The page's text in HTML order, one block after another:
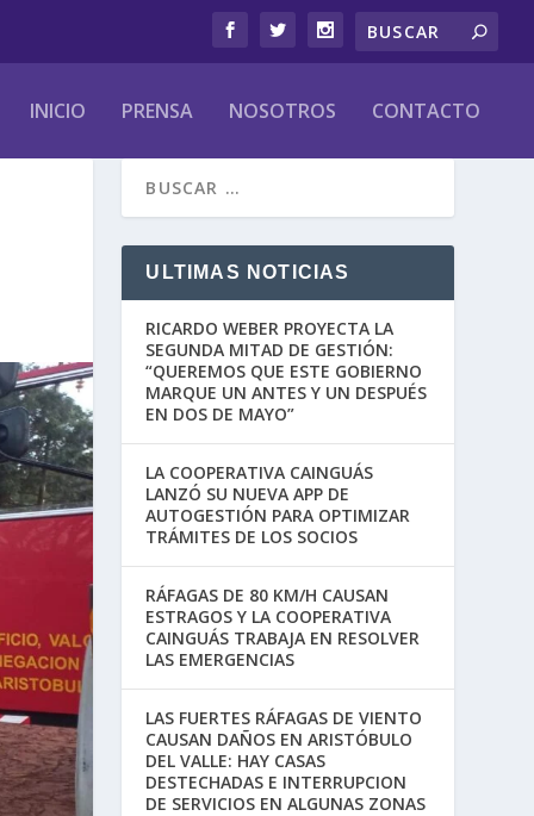
INICIO PRENSA NOSOTROS CONTACTO
ULTIMAS NOTICIAS
RICARDO WEBER PROYECTA LA
SEGUNDA MITAD DE GESTIÓN:
“QUEREMOS QUE ESTE GOBIERNO
MARQUE UN ANTES Y UN DESPUÉS
EN DOS DE MAYO”
LA COOPERATIVA CAINGUÁS
LANZÓ SU NUEVA APP DE
AUTOGESTIÓN PARA OPTIMIZAR
TRÁMITES DE LOS SOCIOS
RÁFAGAS DE 80 KM/H CAUSAN
ESTRAGOS Y LA COOPERATIVA
CAINGUÁS TRABAJA EN RESOLVER
LAS EMERGENCIAS
LAS FUERTES RÁFAGAS DE VIENTO
CAUSAN DAÑOS EN ARISTÓBULO
DEL VALLE: HAY CASAS
DESTECHADAS E INTERRUPCION
DE SERVICIOS EN ALGUNAS ZONAS